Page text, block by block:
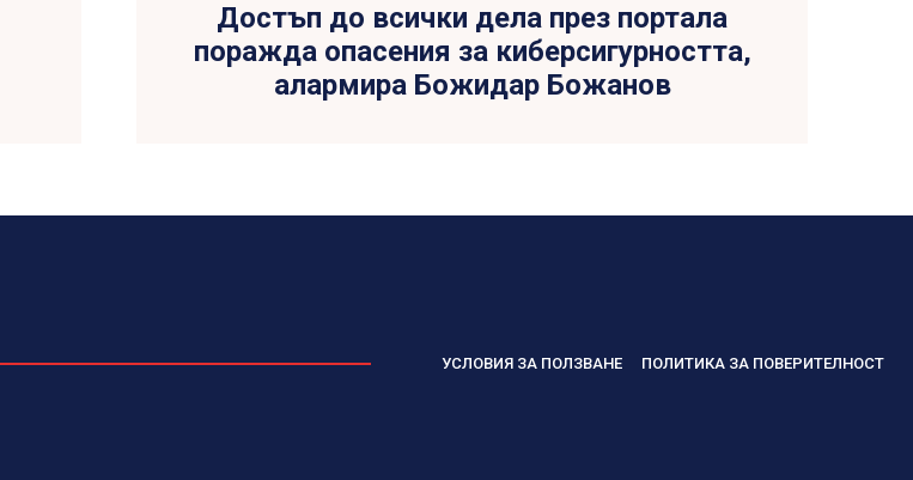
Достъп до всички дела през портала
поражда опасения за киберсигурността,
алармира Божидар Божанов
УСЛОВИЯ ЗА ПОЛЗВАНЕ ПОЛИТИКА ЗА ПОВЕРИТЕЛНОСТ